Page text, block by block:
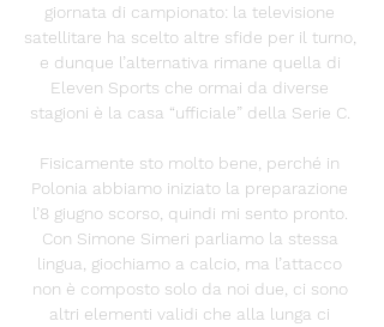
giornata di campionato: la televisione
satellitare ha scelto altre sfide per il turno,
e dunque l’alternativa rimane quella di
Eleven Sports che ormai da diverse
stagioni è la casa “ufficiale” della Serie C.
Fisicamente sto molto bene, perché in
Polonia abbiamo iniziato la preparazione
l’8 giugno scorso, quindi mi sento pronto.
Con Simone Simeri parliamo la stessa
lingua, giochiamo a calcio, ma l’attacco
non è composto solo da noi due, ci sono
altri elementi validi che alla lunga ci